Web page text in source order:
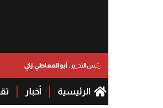
رئيس التحرير :أبو المعاطي زكي
الرئيسية أخبار